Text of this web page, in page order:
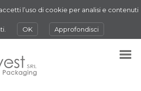
l’uso di cookie per analisi e contenuti
OK Approfondisci